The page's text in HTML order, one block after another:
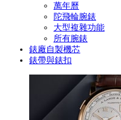
萬年曆
陀飛輪腕錶
大型複雜功能
所有腕錶
錶廠自製機芯
錶帶與錶扣